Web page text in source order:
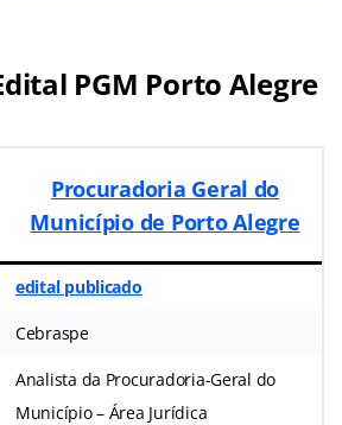
PGM Porto Alegre
Procuradoria Geral do
Município de Porto Alegre
edital publicado
Cebraspe
Analista da Procuradoria-Geral do
Município – Área Jurídica